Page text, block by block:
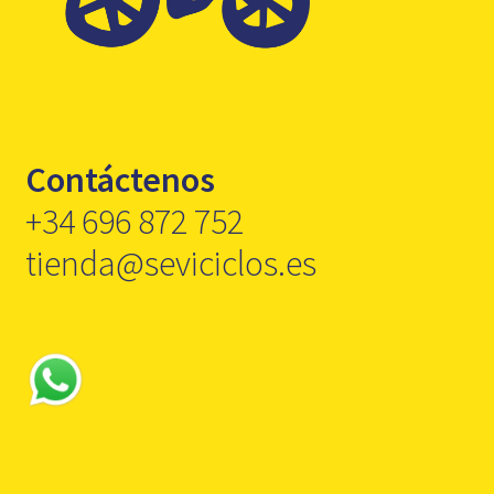
Contáctenos
+34 696 872 752
tienda@seviciclos.es